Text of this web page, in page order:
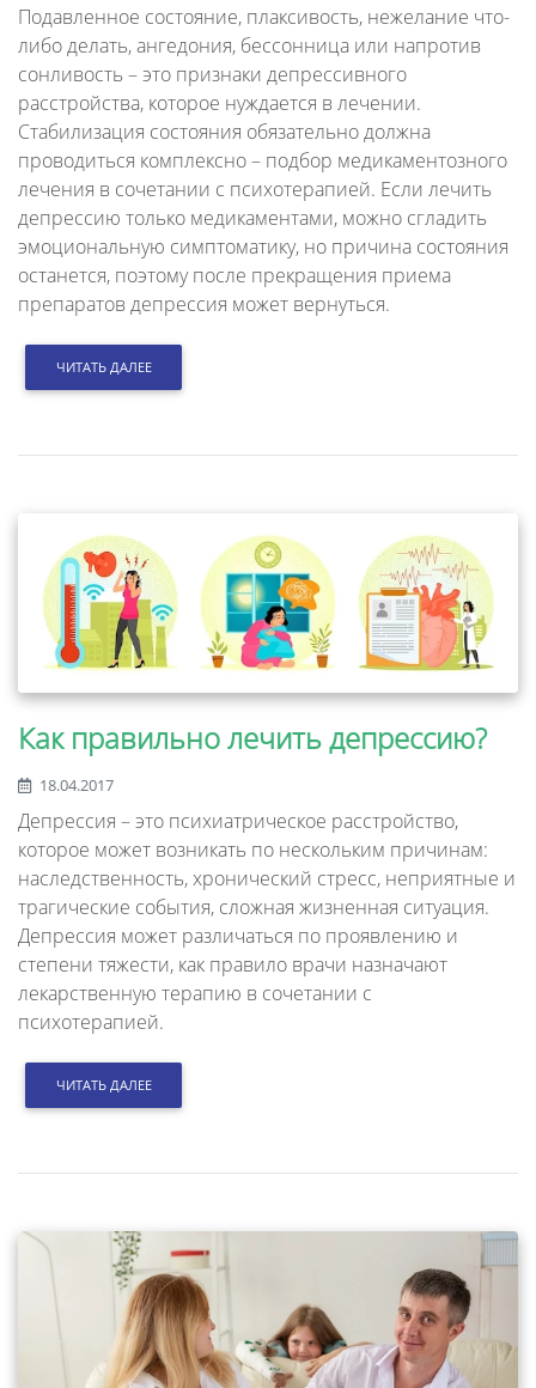
Подавленное состояние, плаксивость, нежелание что-
либо делать, ангедония, бессонница или напротив
сонливость – это признаки депрессивного
расстройства, которое нуждается в лечении.
Стабилизация состояния обязательно должна
проводиться комплексно – подбор медикаментозного
лечения в сочетании с психотерапией. Если лечить
депрессию только медикаментами, можно сгладить
эмоциональную симптоматику, но причина состояния
останется, поэтому после прекращения приема
препаратов депрессия может вернуться.
ЧИТАТЬ ДАЛЕЕ
Как правильно лечить депрессию?
18.04.2017
Депрессия – это психиатрическое расстройство,
которое может возникать по нескольким причинам:
наследственность, хронический стресс, неприятные и
трагические события, сложная жизненная ситуация.
Депрессия может различаться по проявлению и
степени тяжести, как правило врачи назначают
лекарственную терапию в сочетании с
психотерапией.
ЧИТАТЬ ДАЛЕЕ